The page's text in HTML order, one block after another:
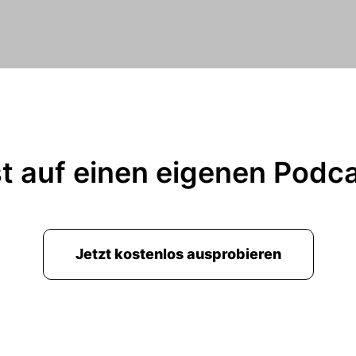
auf einen eigenen
Jetzt kostenlos ausprobieren